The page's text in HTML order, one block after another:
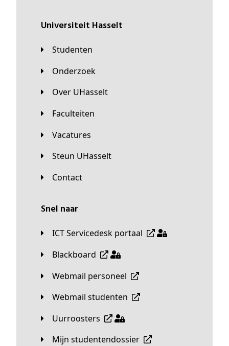
universiteit Hasselt
Studenten
Onderzoek
Over UHasselt
Faculteiten
Vacatures
Steun UHasselt
Contact
Snel naar
ICT Servicedesk portaal
Blackboard
Webmail personeel
Webmail studenten
Uurroosters
Mijn studentendossier